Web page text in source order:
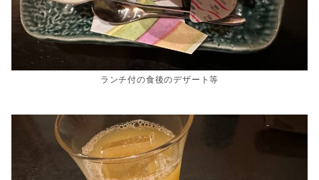
ランチ付の食後のデザート等